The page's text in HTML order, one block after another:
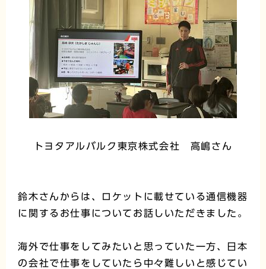
トヨタアルバルク東京株式会社 高嶋さん
鈴木さんからは、ロケットに載せている通信機器
に関するお仕事についてお話しいただきました。
海外で仕事をしてみたいと思っていた一方、日本
の会社で仕事をしていたら中々難しいと感じてい